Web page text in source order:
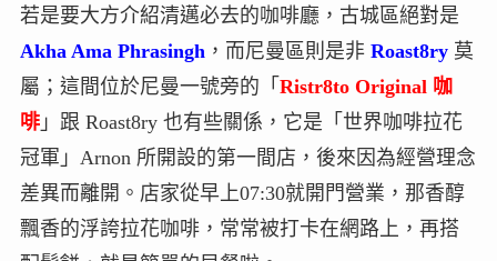
若是要大方介紹清邁必去的咖啡廳，古城區絕對是
Akha Ama Phrasingh，而尼曼區則是非 Roast8ry莫
屬；這間位於尼曼一號旁的「 Ristr8to Original 咖
啡」跟 Roast8ry 也有些關係，它是「世界咖啡拉花
冠軍」Arnon 所開設的第一間店，後來因為經營理念
差異而離開。店家從早上07:30就開門營業，那香醇
飄香的浮誇拉花咖啡，常常被打卡在網路上，再搭